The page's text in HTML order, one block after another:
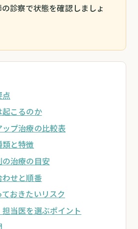
診察で状態を確認しましょ
点
こるのか
プ治療の比較表
と特徴
治療の目安
せと順番
おきたいリスク
当医を選ぶポイント